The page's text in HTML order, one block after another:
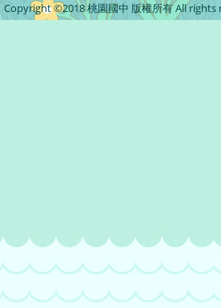
Copyright ©2018 桃園國中 版權所有 All rights